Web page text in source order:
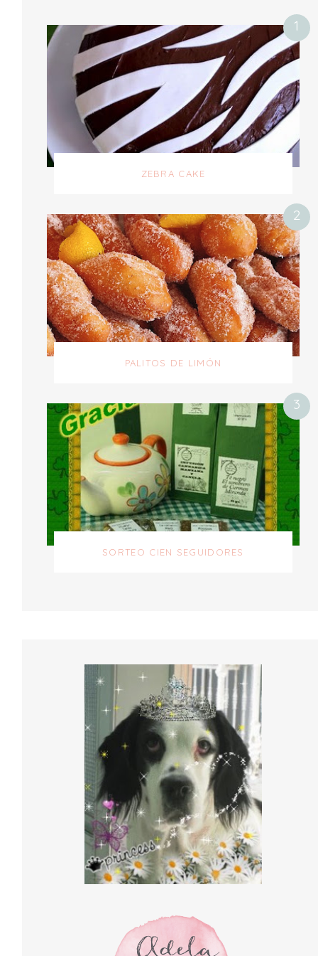
ZEBRA CAKE
PALITOS DE LIMÓN
SORTEO CIEN SEGUIDORES